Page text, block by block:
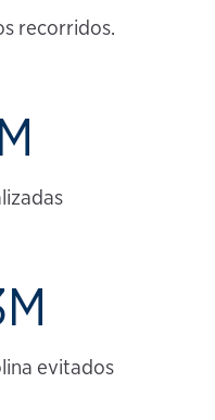
recorridos.
evitados